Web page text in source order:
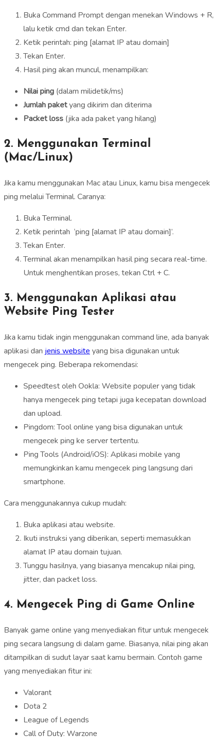
Buka Command Prompt dengan menekan Windows + R,
lalu ketik cmd dan tekan Enter.
Ketik perintah: ping [alamat IP atau domain]
Tekan Enter.
Hasil ping akan muncul, menampilkan:
Nilai ping (dalam milidetik/ms)
Jumlah paketyang dikirim dan diterima
Packet loss (jika ada paket yang hilang)
2. Menggunakan Terminal
(Mac/Linux)
Jika kamu menggunakan Mac atau Linux, kamu bisa mengecek
ping melalui Terminal. Caranya:
Buka Terminal.
Ketik perintah ‘ping [alamat IP atau domain]’.
Tekan Enter.
Terminal akan menampilkan hasil ping secara real-time.
Untuk menghentikan proses, tekan Ctrl + C.
3. Menggunakan Aplikasi atau
Website Ping Tester
Jika kamu tidak ingin menggunakan command line, ada banyak
aplikasi dan jenis websiteyang bisa digunakan untuk
mengecek ping. Beberapa rekomendasi:
Speedtest oleh Ookla: Website populer yang tidak
hanya mengecek ping tetapi juga kecepatan download
dan upload.
Pingdom: Tool online yang bisa digunakan untuk
mengecek ping ke server tertentu.
Ping Tools (Android/iOS): Aplikasi mobile yang
memungkinkan kamu mengecek ping langsung dari
smartphone.
Cara menggunakannya cukup mudah:
Buka aplikasi atau website.
Ikuti instruksi yang diberikan, seperti memasukkan
alamat IP atau domain tujuan.
Tunggu hasilnya, yang biasanya mencakup nilai ping,
jitter, dan packet loss.
4. Mengecek Ping di Game Online
Banyak game online yang menyediakan fitur untuk mengecek
ping secara langsung di dalam game. Biasanya, nilai ping akan
ditampilkan di sudut layar saat kamu bermain. Contoh game
yang menyediakan fitur ini:
Valorant
Dota 2
League of Legends
Call of Duty: Warzone